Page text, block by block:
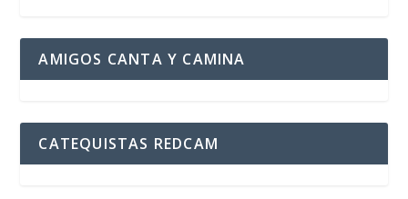
AMIGOS CANTA Y CAMINA
CATEQUISTAS REDCAM